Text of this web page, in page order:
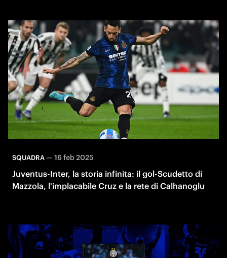
SQUADRA— 16 feb 2025
Juventus-Inter, la storia infinita: il gol-Scudetto di
Mazzola, l'implacabile Cruz e la rete di Calhanoglu